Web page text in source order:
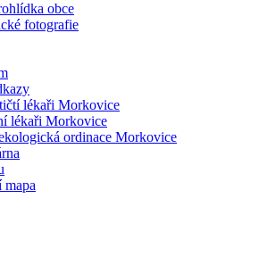
obce
fotografie
lékaři Morkovice
lékaři Morkovice
ordinace Morkovice